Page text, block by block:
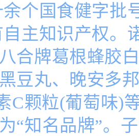
个国食健字批
主知识产权。
合牌葛根蜂胶
豆丸、晚安多
C颗粒(葡萄味)
“知名品牌”。